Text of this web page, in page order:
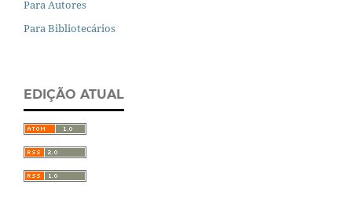
Para Autores
Para Bibliotecários
EDIÇÃO ATUAL